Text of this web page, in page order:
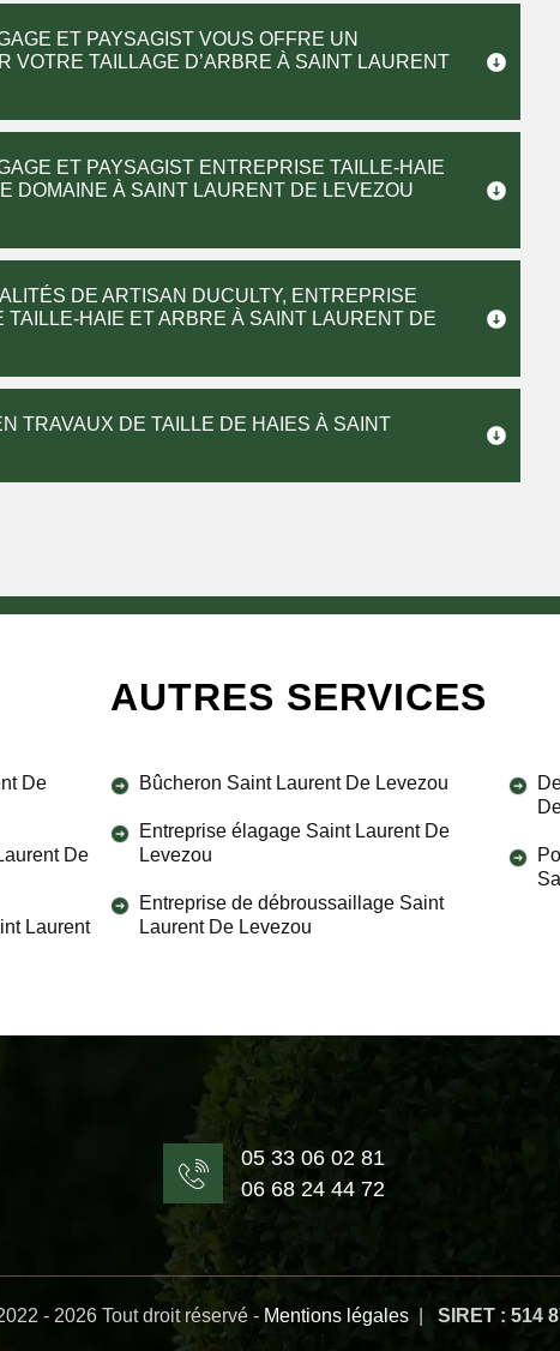
ET PAYSAGIST VOUS OFFRE UN
VOTRE TAILLAGE D’ARBRE À SAINT LAURENT
ET PAYSAGIST ENTREPRISE TAILLE-HAIE
DOMAINE À SAINT LAURENT DE LEVEZOU
DE ARTISAN DUCULTY, ENTREPRISE
HAIE ET ARBRE À SAINT LAURENT DE
TRAVAUX DE TAILLE DE HAIES À SAINT
AUTRES SERVICES
De
De
Laurent
Bûcheron Saint Laurent De Levezou
Entreprise élagage Saint Laurent De
Levezou
Entreprise de débroussaillage Saint
Laurent De Levezou
05 33 06 02 81
06 68 24 44 72
- 2026 Tout droit réservé - Mentions légales| SIRET : 514